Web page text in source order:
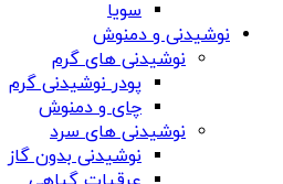
سویا
نوشیدنی و دمنوش
نوشیدنی های گرم
پودر نوشیدنی گرم
چای و دمنوش
نوشیدنی های سرد
نوشیدنی بدون گاز